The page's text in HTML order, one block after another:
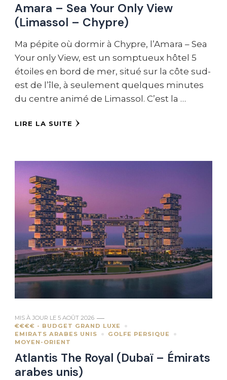
Amara – Sea Your Only View
(Limassol – Chypre)
Ma pépite où dormir à Chypre, l’Amara – Sea
Your only View, est un somptueux hôtel 5
étoiles en bord de mer, situé sur la côte sud-
est de l’île, à seulement quelques minutes
du centre animé de Limassol. C’est la …
LIRE LA SUITE
MIS À JOUR LE 5 AOÛT 2026
€€€€ - BUDGET GRAND LUXE
EMIRATS ARABES UNIS
GOLFE PERSIQUE
MOYEN-ORIENT
Atlantis The Royal (Dubaï – Émirats
arabes unis)